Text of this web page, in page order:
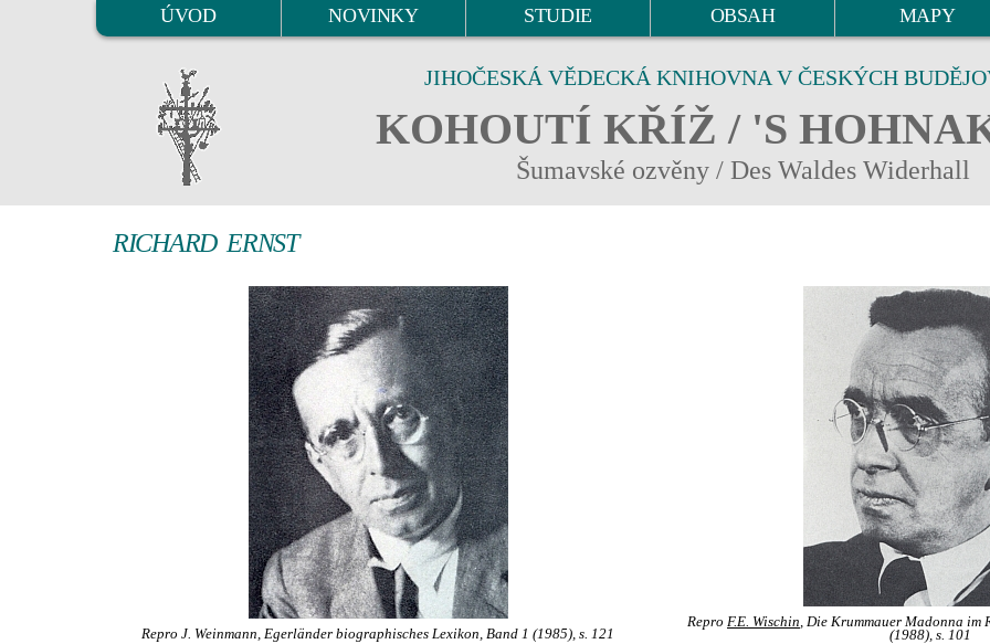
ÚVOD NOVINKY STUDIE OBSAH MAPY
JIHOČESKÁ VĚDECKÁ KNIHOVNA V ČESKÝCH
KOHOUTÍ KŘÍŽ / 'S
Šumavské ozvěny / Des Waldes Widerhall
RICHARD ERNST
Repro J. Weinmann, Egerländer biographisches Lexikon, Band 1 (1985), s. 121
Repro F.E. Wischin, Die Krummauer Madonna im
(1988), s. 101